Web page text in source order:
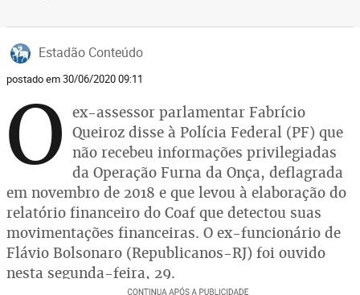
Estadão Conteúdo
postado em 30/06/2020 09:11
O ex-assessor parlamentar Fabrício
Queiroz disse à Polícia Federal (PF) que
não recebeu informações privilegiadas
da Operação Furna da Onça, deflagrada
em novembro de 2018 e que levou à elaboração do
relatório financeiro do Coaf que detectou suas
movimentações financeiras. O ex-funcionário de
Flávio Bolsonaro (Republicanos-RJ) foi ouvido
nesta segunda-feira, 29.